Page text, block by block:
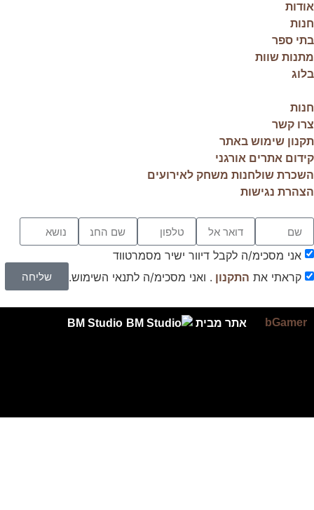
אודות
חנות
בתי ספר
מתנות שוות
בלוג
חנות
צרו קשר
תקנון שימוש באתר
קידום אתרים אורגני
השכרת שולחנות משחק לאירועים
הצהרת נגישות
אני מסכימ/ה לקבל דיוור ישיר מסמרטווד
קראתי את התקנון . ואני מסכימ/ה לתנאי השימוש. שליחה
אתר מבית BM Studio bGamer